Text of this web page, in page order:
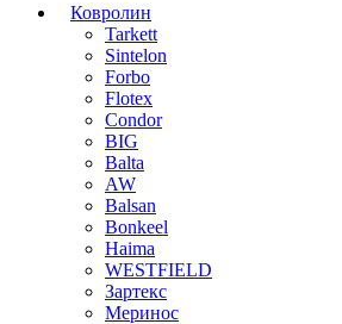
Ковролин
Tarkett
Sintelon
Forbo
Flotex
Condor
BIG
Balta
AW
Balsan
Bonkeel
Haima
WESTFIELD
Зартекс
Меринос